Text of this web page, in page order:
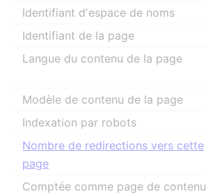
Identifiant dʼespace de noms
Identifiant de la page
Langue du contenu de la page
Modèle de contenu de la page
Indexation par robots
Nombre de redirections vers cette
page
Comptée comme page de contenu